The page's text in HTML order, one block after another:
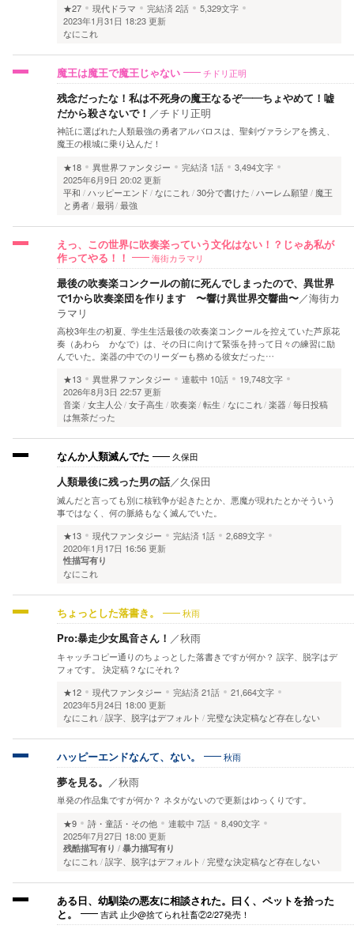
★27
現代ドラマ 完結済2話
5,329文字
2023年1月31日 18:23 更新
なにこれ
魔王は魔王で魔王じゃない チドリ正明
残念だったな！私は不死身の魔王なるぞ——ちょやめて！嘘
だから殺さないで！ ／チドリ正明
神託に選ばれた人類最強の勇者アルバロスは、聖剣ヴァラシアを携え、
魔王の根城に乗り込んだ！
★18
異世界ファンタジー 完結済 1話
3,494文字
2025年6月9日 20:02 更新
平和
ハッピーエンド なにこれ 30分で書けた ハーレム願望
魔王
と勇者 最弱 最強
えっ、この世界に吹奏楽っていう文化はない！？じゃあ私が
作ってやる！！
海街カラマリ
最後の吹奏楽コンクールの前に死んでしまったので、異世界
で1から吹奏楽団を作ります 〜響け異世界交響曲〜／海街カ
ラマリ
高校3年生の初夏、学生生活最後の吹奏楽コンクールを控えていた芦原花
奏（あわら かなで）は、その日に向けて緊張を持って日々の練習に励
んでいた。楽器の中でのリーダーも務める彼女だった…
★13
異世界ファンタジー 連載中 10話
19,748文字
2026年8月3日 22:57 更新
音楽
女主人公 女子高生 吹奏楽 転生 なにこれ 楽器
毎日投稿
は無茶だった
なんか人類滅んでた 久保田
人類最後に残った男の話／久保田
滅んだと言っても別に核戦争が起きたとか、悪魔が現れたとかそういう
事ではなく、何の脈絡もなく滅んでいた。
★13
現代ファンタジー 完結済 1話
2,689文字
2020年1月17日 16:56 更新
性描写有り
なにこれ
ちょっとした落書き。 秋雨
Pro:暴走少女風音さん！ ／秋雨
キャッチコピー通りのちょっとした落書きですが何か？ 誤字、脱字はデ
フォです。 決定稿？なにそれ？
★12
現代ファンタジー 完結済21話
21,664文字
2023年5月24日 18:00 更新
なにこれ 誤字、脱字はデフォルト 完璧な決定稿など存在しない
ハッピーエンドなんて、ない。 秋雨
夢を見る。 ／秋雨
単発の作品集ですが何か？ ネタがないので更新はゆっくりです。
★9
詩・童話・その他 連載中 7話
8,490文字
2025年7月27日 18:00 更新
残酷描写有り 暴力描写有り
なにこれ 誤字、脱字はデフォルト 完璧な決定稿など存在しない
ある日、幼馴染の悪友に相談された。曰く、ペットを拾った
と。
吉武 止少@捨てられ社畜②2/27発売！